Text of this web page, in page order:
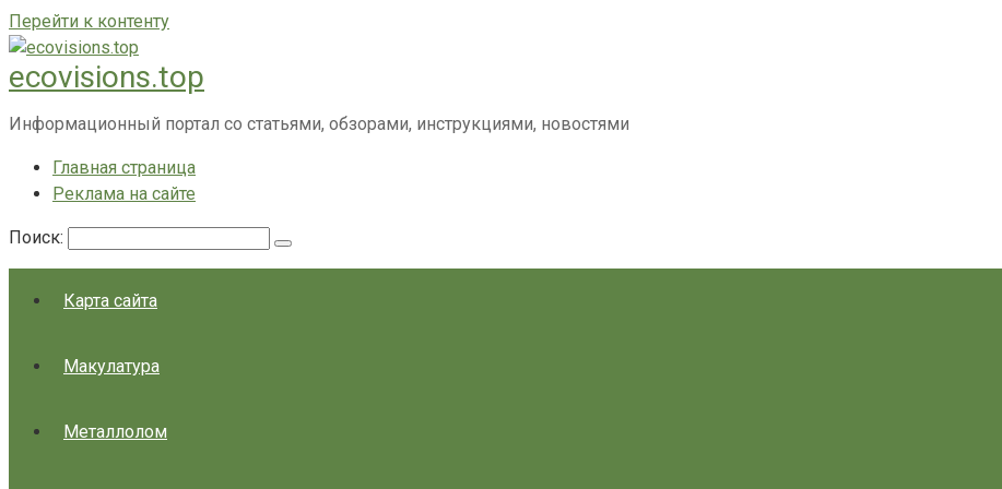
Перейти к контенту
ecovisions.top
Информационный портал со статьями, обзорами, инструкциями, новостями
Главная страница
Реклама на сайте
Поиск:
Карта сайта
Макулатура
Металлолом